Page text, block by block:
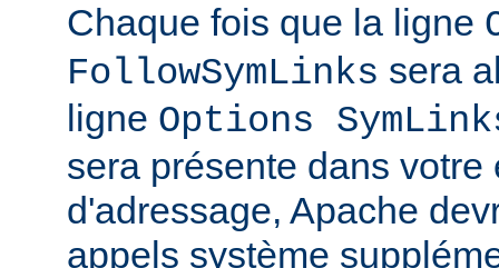
Chaque fois que la ligne
FollowSymLinks sera
ligne Options
sera présente dans votre
d'adressage, Apache
appels système